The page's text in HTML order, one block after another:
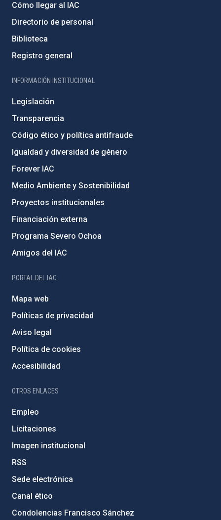
Cómo llegar al IAC
Directorio de personal
Biblioteca
Registro general
INFORMACIÓN INSTITUCIONAL
Legislación
Transparencia
Código ético y política antifraude
Igualdad y diversidad de género
Forever IAC
Medio Ambiente y Sostenibilidad
Proyectos institucionales
Financiación externa
Programa Severo Ochoa
Amigos del IAC
PORTAL DEL IAC
Mapa web
Políticas de privacidad
Aviso legal
Política de cookies
Accesibilidad
OTROS ENLACES
Empleo
Licitaciones
Imagen institucional
RSS
Sede electrónica
Canal ético
Condolencias Francisco Sánchez